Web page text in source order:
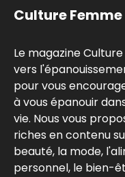
Culture Femme
Le magazine
vers
pour vous
à vous épanouir
vie. Nous vous
riches en contenu
beauté, la mode,
personnel, le bien-